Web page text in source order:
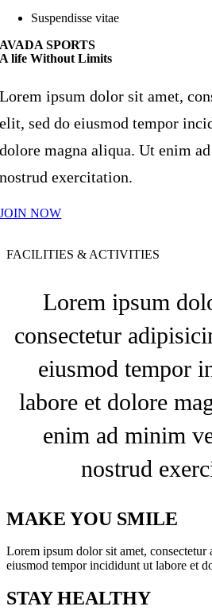
Suspendisse vitae
AVADA SPORTS
A lifeWithout Limits
Lorem ipsum dolor sit amet,
elit, sed do eiusmod tempor
dolore magna aliqua. Ut enim
nostrud exercitation.
JOIN NOW
FACILITIES & ACTIVITIES
Lorem ipsum
consectetur
eiusmod tempor
labore et dolore
enim ad minim
nostrud
MAKE YOU SMILE
Lorem ipsum dolor sit amet, consectetur
eiusmod tempor incididunt ut labore et
STAY HEALTHY